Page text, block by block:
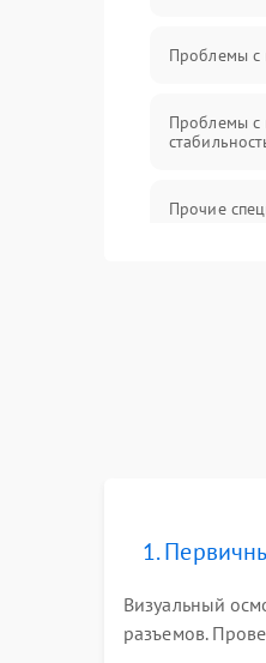
Проблемы с
Проблемы с
Прочие
1.
Визуальный
разъемов.